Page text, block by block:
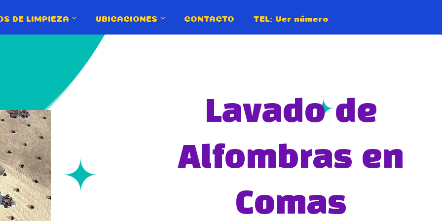
DE LIMPIEZA UBICACIONES CONTACTO TEL: Ver número
Lavado de
Alfombras en
Comas